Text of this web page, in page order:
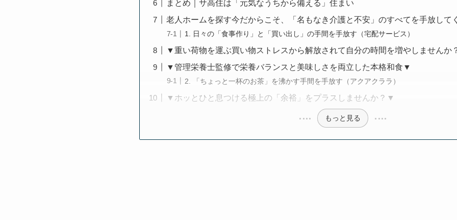
まとめ｜サ高住は「元気なうちから備える」住まい
老人ホームを探す今だからこそ、「名もなき介護と不安」のすべてを手放して
1. 日々の「食事作り」と「買い出し」の手間を手放す（宅配サービス）
▼重い荷物を運ぶ買い物ストレスから解放されて自分の時間を増やしませんか
▼管理栄養士監修で栄養バランスと美味しさを両立した本格和食▼
2. 「ちょっと一杯のお茶」を沸かす手間を手放す（アクアクララ）
▼ホッとひと息つける極上の「余裕」をプラスしませんか？▼
もっと見る